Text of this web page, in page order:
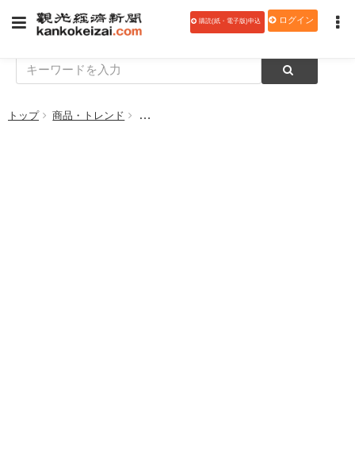
購読(紙・電子版)申込 ログイン
トップ 商品・トレンド 昭文社、「おかえりQRお守り」を1月1日に全